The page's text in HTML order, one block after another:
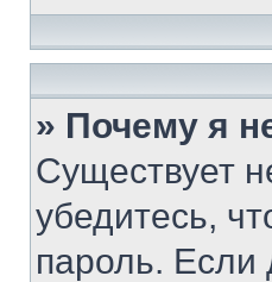
» Почему я
Существует
убедитесь,
пароль. Если